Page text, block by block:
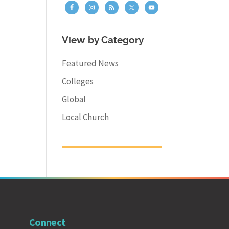
View by Category
Featured News
Colleges
Global
Local Church
Connect